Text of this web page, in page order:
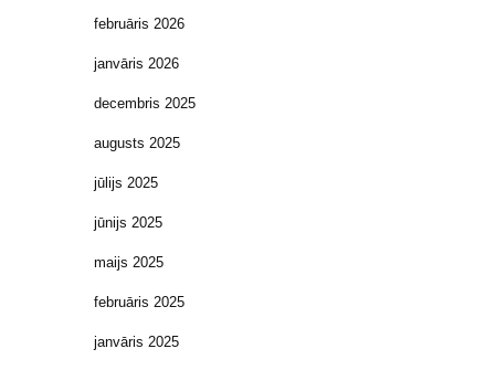
februāris 2026
janvāris 2026
decembris 2025
augusts 2025
jūlijs 2025
jūnijs 2025
maijs 2025
februāris 2025
janvāris 2025